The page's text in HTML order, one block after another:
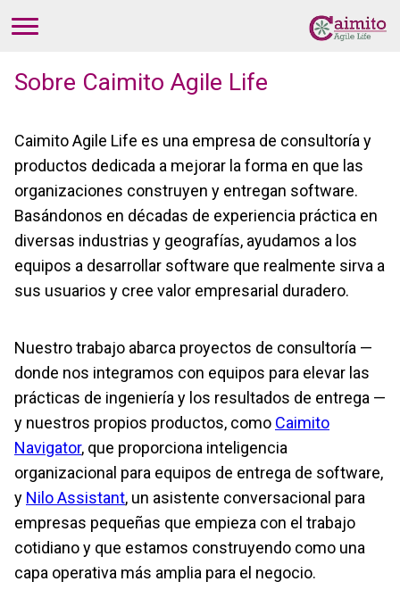
Sobre Caimito Agile Life
Caimito Agile Life es una empresa de consultoría y
productos dedicada a mejorar la forma en que las
organizaciones construyen y entregan software.
Basándonos en décadas de experiencia práctica en
diversas industrias y geografías, ayudamos a los
equipos a desarrollar software que realmente sirva a
sus usuarios y cree valor empresarial duradero.
Nuestro trabajo abarca proyectos de consultoría —
donde nos integramos con equipos para elevar las
prácticas de ingeniería y los resultados de entrega —
y nuestros propios productos, como Caimito
Navigator, que proporciona inteligencia
organizacional para equipos de entrega de software,
y Nilo Assistant, un asistente conversacional para
empresas pequeñas que empieza con el trabajo
cotidiano y que estamos construyendo como una
capa operativa más amplia para el negocio.